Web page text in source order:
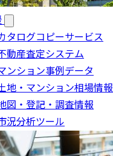
タログコピーサービス
動産査定システム
ンション事例データ
地・マンション相場情報
図・登記・調査情報
況分析ツール